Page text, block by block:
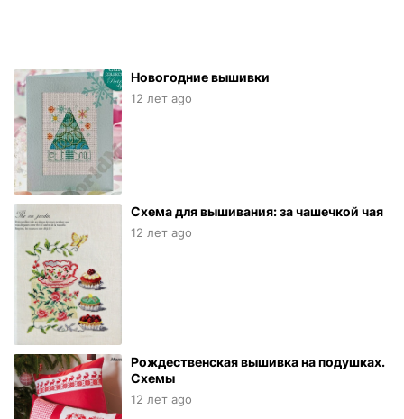
Новогодние вышивки
12 лет ago
Схема для вышивания: за чашечкой чая
12 лет ago
Рождественская вышивка на подушках.
Схемы
12 лет ago